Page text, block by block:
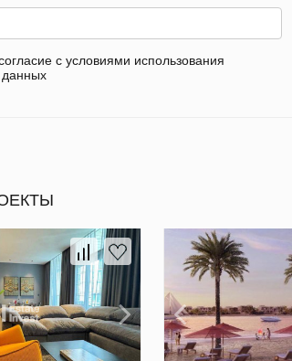
с условиями использования